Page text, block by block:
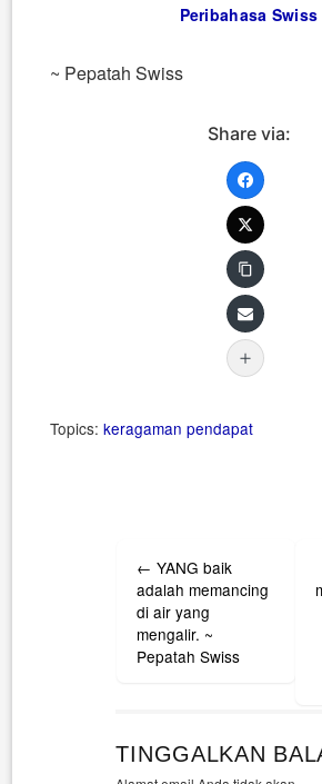
Peribahasa Swiss
~ Pepatah Swiss
Share via:
Topics: keragaman pendapat
navigation
← YANG baik
adalah memancing
di air yang
mengalir. ~
Pepatah Swiss
TINGGALKAN